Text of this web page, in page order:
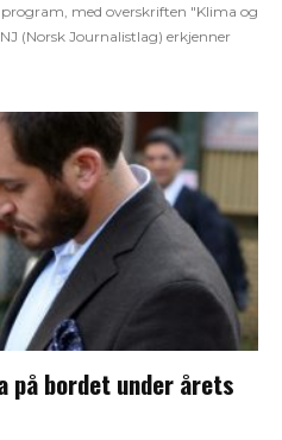
med overskriften "Klima og
(Norsk Journalistlag) erkjenner
på bordet under årets